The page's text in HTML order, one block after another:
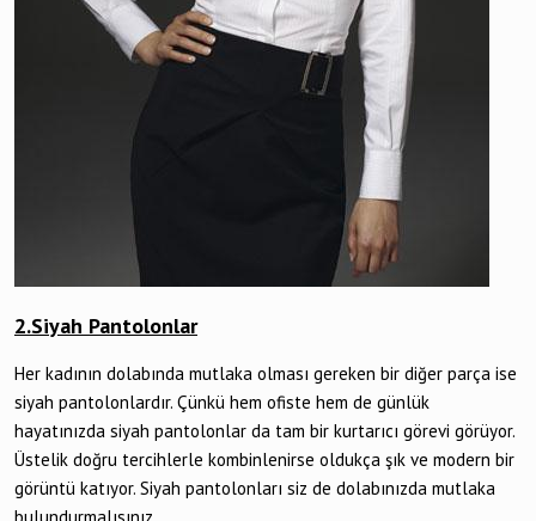
2.Siyah Pantolonlar
Her kadının dolabında mutlaka olması gereken bir diğer parça ise
siyah pantolonlardır. Çünkü hem ofiste hem de günlük
hayatınızda siyah pantolonlar da tam bir kurtarıcı görevi görüyor.
Üstelik doğru tercihlerle kombinlenirse oldukça şık ve modern bir
görüntü katıyor. Siyah pantolonları siz de dolabınızda mutlaka